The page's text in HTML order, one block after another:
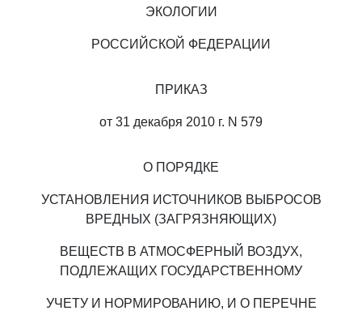
ЭКОЛОГИИ
РОССИЙСКОЙ ФЕДЕРАЦИИ
ПРИКАЗ
от 31 декабря 2010 г. N 579
О ПОРЯДКЕ
УСТАНОВЛЕНИЯ ИСТОЧНИКОВ ВЫБРОСОВ
ВРЕДНЫХ (ЗАГРЯЗНЯЮЩИХ)
ВЕЩЕСТВ В АТМОСФЕРНЫЙ ВОЗДУХ,
ПОДЛЕЖАЩИХ ГОСУДАРСТВЕННОМУ
УЧЕТУ И НОРМИРОВАНИЮ, И О ПЕРЕЧНЕ